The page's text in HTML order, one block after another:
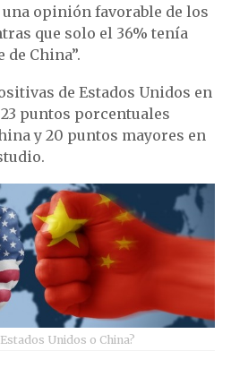
opinión favorable de los
que solo el 36% tenía
China”.
de Estados Unidos en
puntos porcentuales
y 20 puntos mayores en
Unidos o China?